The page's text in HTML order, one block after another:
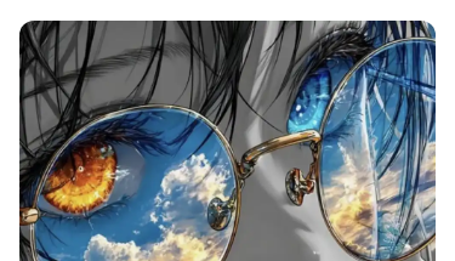
emocional debe respaldarse con poder y recurs
os reales. Para los profesionales, es crucial distin
guir entre "ser elegido" (reconocimiento emocio
nal) y "ser visto" (poder, alcance y recompensas
...